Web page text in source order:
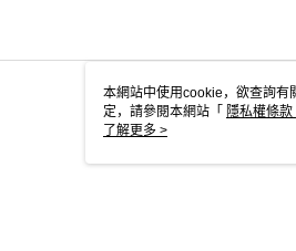
本網站中使用cookie，欲查詢有
定，請參閱本網站「 隱私權條款
cookie。
了解更多 >